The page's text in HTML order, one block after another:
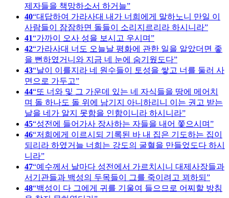
제자들을 책망하소서 하거늘
40 대답하여 가라사대 내가 너희에게 말하노니 만일 이
사람들이 잠잠하면 돌들이 소리지르리라 하시니라
41 가까이 오사 성을 보시고 우시며
42 가라사대 너도 오늘날 평화에 관한 일을 알았더면 좋
을 뻔하였거니와 지금 네 눈에 숨기웠도다
43 날이 이를지라 네 원수들이 토성을 쌓고 너를 둘러 사
면으로 가두고
44 또 너와 및 그 가운데 있는 네 자식들을 땅에 메어치
며 돌 하나도 돌 위에 남기지 아니하리니 이는 권고 받는
날을 네가 알지 못함을 인함이니라 하시니라
45 성전에 들어가사 장사하는 자들을 내어 쫓으시며
46 저희에게 이르시되 기록된 바 내 집은 기도하는 집이
되리라 하였거늘 너희는 강도의 굴혈을 만들었도다 하시
니라
47 예수께서 날마다 성전에서 가르치시니 대제사장들과
서기관들과 백성의 두목들이 그를 죽이려고 꾀하되
48 백성이 다 그에게 귀를 기울여 들으므로 어찌할 방침